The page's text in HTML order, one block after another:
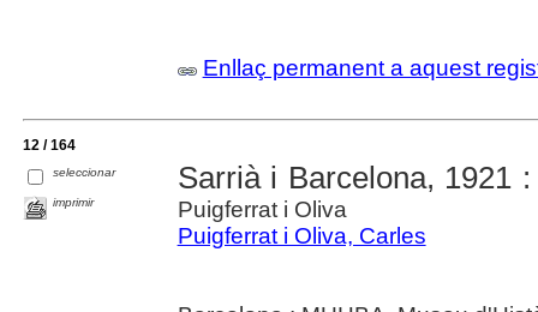
Enllaç permanent a aquest
12 / 164
seleccionar
imprimir
Sarrià i Barcelona, 1921
Puigferrat i Oliva
Puigferrat i Oliva, Carles